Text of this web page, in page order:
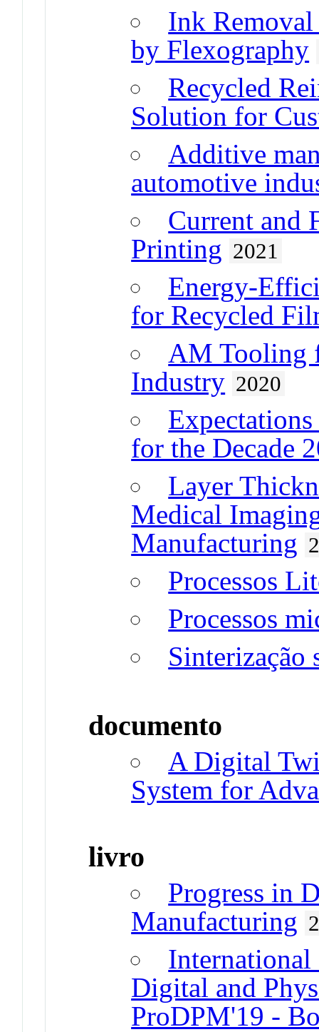
Ink
by Flexography
Recycled
Solution for
Additive
automotive
Current and
Printing 2021
Energy-
for Recycled
AM Tooling
Industry 2020
for the Decade
Layer
Medical
Manufacturing
Processos
Processos
Sinterização
documento
A Digital
System for
livro
Progress in
Manufacturing
International
Digital and
ProDPM'19 -